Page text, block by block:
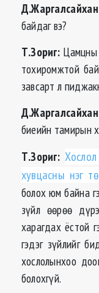
байдаг вэ?
Т.Зориг: Цамцны
тохиромжтой
завсарт л
биеийн тамирын
Т.Зориг:
хувцасны нэг
болох юм байна
зүйл өөрөө
харагдах ёстой
гэдэг зүйлийг
хослолынхоо
болохгүй.